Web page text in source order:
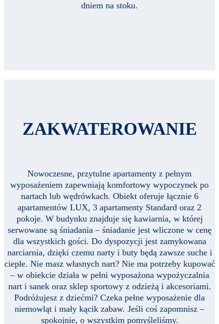
dniem na stoku.
ZAKWATEROWANIE
Nowoczesne, przytulne apartamenty z pełnym
wyposażeniem zapewniają komfortowy wypoczynek po
nartach lub wędrówkach. Obiekt oferuje łącznie 6
apartamentów LUX, 3 apartamenty Standard oraz 2
pokoje. W budynku znajduje się kawiarnia, w której
serwowane są śniadania – śniadanie jest wliczone w cenę
dla wszystkich gości. Do dyspozycji jest zamykowana
narciarnia, dzięki czemu narty i buty będą zawsze suche i
ciepłe. Nie masz własnych nart? Nie ma potrzeby kupować
– w obiekcie działa w pełni wyposażona wypożyczalnia
nart i sanek oraz sklep sportowy z odzieżą i akcesoriami.
Podróżujesz z dziećmi? Czeka pełne wyposażenie dla
niemowląt i mały kącik zabaw. Jeśli coś zapomnisz –
spokojnie, o wszystkim pomyśleliśmy.